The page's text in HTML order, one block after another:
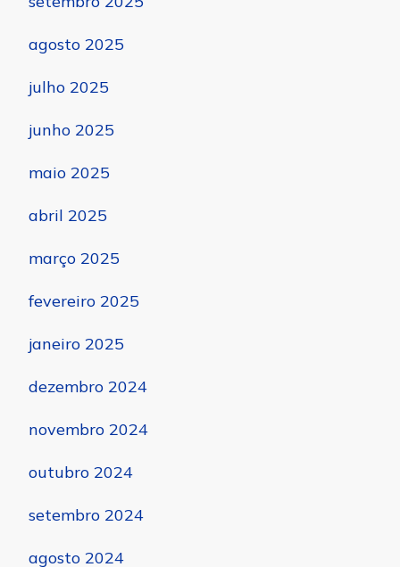
agosto 2025
julho 2025
junho 2025
maio 2025
abril 2025
março 2025
fevereiro 2025
janeiro 2025
dezembro 2024
novembro 2024
outubro 2024
setembro 2024
agosto 2024